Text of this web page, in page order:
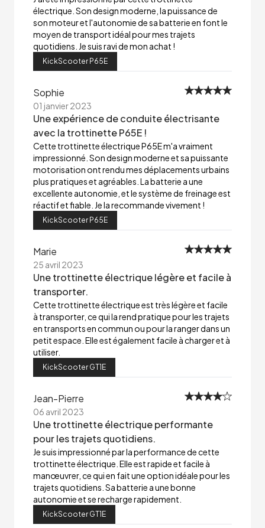
électrique. Son design moderne, la puissance de
son moteur et l'autonomie de sa batterie en font le
moyen de transport idéal pour mes trajets
quotidiens. Je suis ravi de mon achat !
KickScooter P65E
Sophie
01 janvier 2023
Une expérience de conduite électrisante
avec la trottinette P65E !
Cette trottinette électrique P65E m'a vraiment
impressionné. Son design moderne et sa puissante
motorisation ont rendu mes déplacements urbains
plus pratiques et agréables. La batterie a une
excellente autonomie, et le système de freinage est
réactif et fiable. Je la recommande vivement !
KickScooter P65E
Marie
25 avril 2023
Une trottinette électrique légère et facile à
transporter.
Cette trottinette électrique est très légère et facile
à transporter, ce qui la rend pratique pour les trajets
en transports en commun ou pour la ranger dans un
petit espace. Elle est également facile à charger et à
utiliser.
KickScooter GT1E
Jean-Pierre
06 avril 2023
Une trottinette électrique performante
pour les trajets quotidiens.
Je suis impressionné par la performance de cette
trottinette électrique. Elle est rapide et facile à
manœuvrer, ce qui en fait une option idéale pour les
trajets quotidiens. Sa batterie a une bonne
autonomie et se recharge rapidement.
KickScooter GT1E